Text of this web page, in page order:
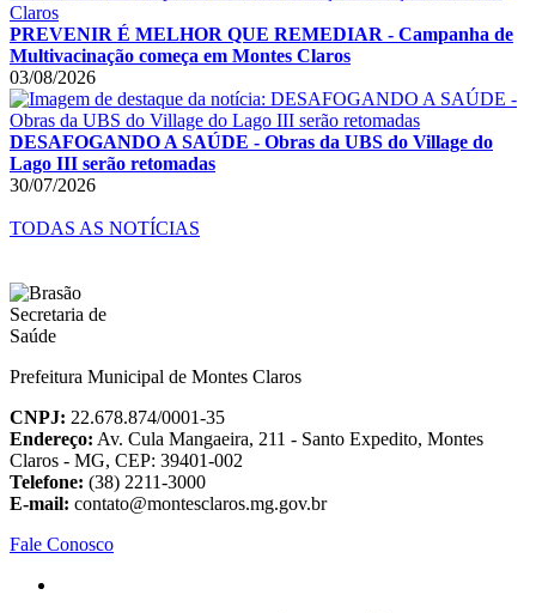
PREVENIR É MELHOR QUE REMEDIAR - Campanha de
Multivacinação começa em Montes Claros
03/08/2026
DESAFOGANDO A SAÚDE - Obras da UBS do Village do
Lago III serão retomadas
30/07/2026
TODAS AS NOTÍCIAS
Prefeitura Municipal de Montes Claros
CNPJ: 22.678.874/0001-35
Endereço: Av. Cula Mangaeira, 211 - Santo Expedito, Montes
Claros - MG, CEP: 39401-002
Telefone: (38) 2211-3000
E-mail: contato@montesclaros.mg.gov.br
Fale Conosco